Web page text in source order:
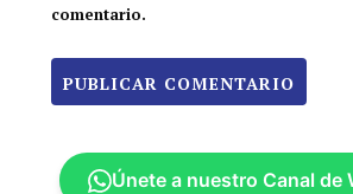
comentario.
Únete a nuestro Canal de